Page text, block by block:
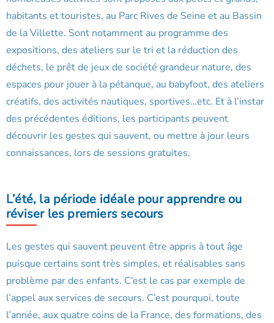
habitants et touristes, au Parc Rives de Seine et au Bassin
de la Villette. Sont notamment au programme des
expositions, des ateliers sur le tri et la réduction des
déchets, le prêt de jeux de société grandeur nature, des
espaces pour jouer à la pétanque, au babyfoot, des ateliers
créatifs, des activités nautiques, sportives…etc. Et à l’instar
des précédentes éditions, les participants peuvent
découvrir les gestes qui sauvent, ou mettre à jour leurs
connaissances, lors de sessions gratuites.
L’été, la période idéale pour apprendre ou
réviser les premiers secours
Les gestes qui sauvent peuvent être appris à tout âge
puisque certains sont très simples, et réalisables sans
problème par des enfants. C’est le cas par exemple de
l’appel aux services de secours. C’est pourquoi, toute
l’année, aux quatre coins de la France, des formations, des